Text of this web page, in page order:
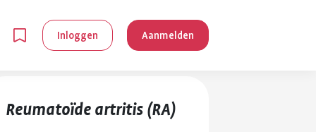
Inloggen Aanmelden
Reumatoïde artritis (RA)